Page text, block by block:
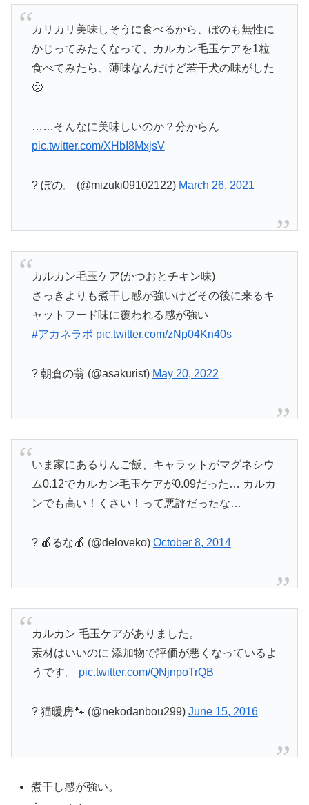
カリカリ美味しそうに食べるから、ぼのも無性に
かじってみたくなって、カルカン毛玉ケアを1粒
食べてみたら、薄味なんだけど若干犬の味がした
🤢
……そんなに美味しいのか？分からん
pic.twitter.com/XHbI8MxjsV
? ぼの。 (@mizuki09102122) March 26, 2021
カルカン毛玉ケア(かつおとチキン味)
さっきよりも煮干し感が強いけどその後に来るキ
ャットフード味に覆われる感が強い
#アカネラボ pic.twitter.com/zNp04Kn40s
? 朝倉の翁 (@asakurist) May 20, 2022
いま家にあるりんご飯、キャラットがマグネシウ
ム0.12でカルカン毛玉ケアが0.09だった… カルカ
ンでも高い！くさい！って悪評だったな…
? 🍎るな🍎 (@deloveko) October 8, 2014
カルカン 毛玉ケアがありました。
素材はいいのに 添加物で評価が悪くなっているよ
うです。 pic.twitter.com/QNjnpoTrQB
? 猫暖房🐾 (@nekodanbou299) June 15, 2016
煮干し感が強い。